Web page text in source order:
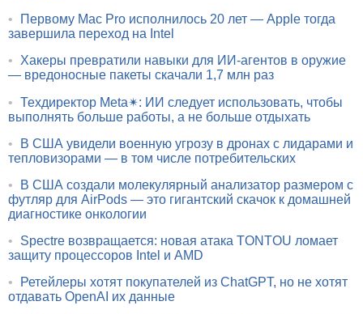
•
Первому Mac Pro исполнилось 20 лет — Apple тогда
завершила переход на Intel
•
Хакеры превратили навыки для ИИ-агентов в оружие
— вредоносные пакеты скачали 1,7 млн раз
• Техдиректор Meta✴: ИИ следует использовать, чтобы
выполнять больше работы, а не больше отдыхать
•
В США увидели военную угрозу в дронах с лидарами и
тепловизорами — в том числе потребительских
•
В США создали молекулярный анализатор размером с
футляр для AirPods — это гигантский скачок к домашней
диагностике онкологии
•
Spectre возвращается: новая атака TONTOU ломает
защиту процессоров Intel и AMD
•
Ретейлеры хотят покупателей из ChatGPT, но не хотят
отдавать OpenAI их данные